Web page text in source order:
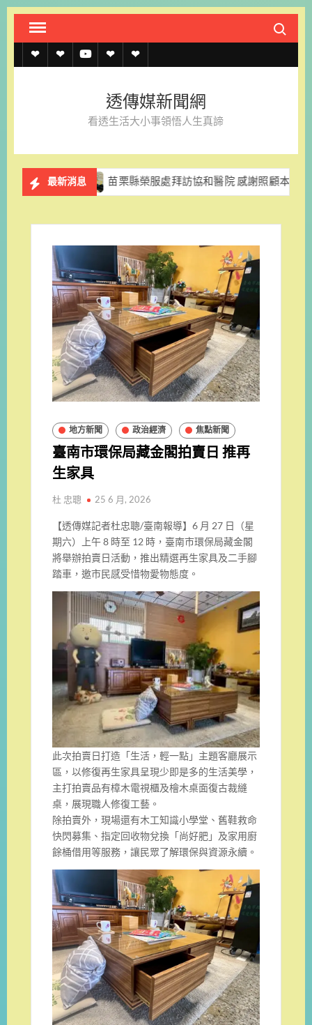
Skip
content
Search
透
約
透
上
記
透 聯
我
官
LINE
透傳媒新聞網
看透生活大小事領悟人生真諦
最新消息
苗栗縣榮服處拜訪協和醫院 感謝照顧本地榮民眷
地方新聞 政治經濟 焦點新聞
臺南市環保局藏金閣拍賣日 推再
生家具
杜 忠聰 25 6 月, 2026
【透傳媒記者杜忠聰/臺南報導】6 月 27 日（星
期六）上午 8 時至 12 時，臺南市環保局藏金閣
將舉辦拍賣日活動，推出精選再生家具及二手腳
踏車，邀市民感受惜物愛物態度。
此次拍賣日打造「生活，輕一點」主題客廳展示
區，以修復再生家具呈現少即是多的生活美學，
主打拍賣品有樟木電視櫃及檜木桌面復古裁縫
桌，展現職人修復工藝。
除拍賣外，現場還有木工知識小學堂、舊鞋救命
快閃募集、指定回收物兌換「尚好肥」及家用廚
餘桶借用等服務，讓民眾了解環保與資源永續。